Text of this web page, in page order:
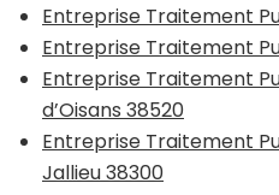
Entreprise Traitement
Entreprise Traitement
Entreprise Traitement
d’Oisans 38520
Entreprise Traitement
Jallieu 38300